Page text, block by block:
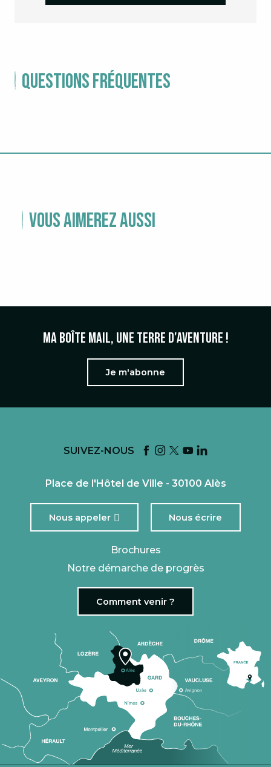
Questions fréquentes
Vous aimerez aussi
Ma boîte mail, une terre d'aventure !
Je m'abonne
SUIVEZ-NOUS
Place de l'Hôtel de Ville - 30100 Alès
Nous appeler Nous écrire
Brochures
Notre démarche de progrès
Comment venir ?